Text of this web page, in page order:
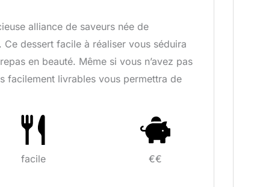
alliance de saveurs née de
dessert facile à réaliser vous séduira
en beauté. Même si vous n’avez pas
facilement livrables vous permettra de
facile €€